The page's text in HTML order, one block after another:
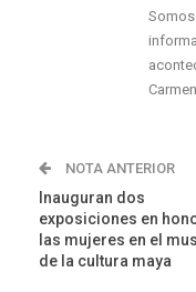
NOTA ANTERIOR
Inauguran dos
exposiciones en
las mujeres en el
de la cultura maya